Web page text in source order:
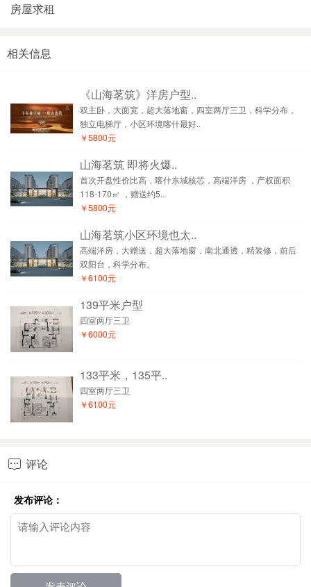
房屋求租
相关信息
《山海茗筑》洋房户型..
双主卧，大面宽，超大落地窗，四室两厅三卫，科学分布，
独立电梯厅，小区环境喀什最好..
￥5800元
山海茗筑 即将火爆..
首次开盘性价比高，喀什东城核芯，高端洋房 ，产权面积
118-170㎡ ，赠送约5..
￥5800元
山海茗筑小区环境也太..
高端洋房，大赠送，超大落地窗，南北通透，精装修，前后
双阳台，科学分布。
￥6100元
139平米户型
四室两厅三卫
￥6000元
133平米，135平..
四室两厅三卫
￥6100元
 评论
发布评论：